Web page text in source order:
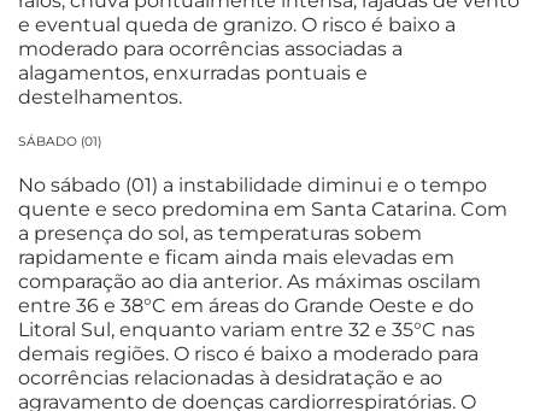
e eventual queda de granizo. O risco é baixo a
moderado para ocorrências associadas a
alagamentos, enxurradas pontuais e
destelhamentos.
SÁBADO (01)
No sábado (01) a instabilidade diminui e o tempo
quente e seco predomina em Santa Catarina. Com
a presença do sol, as temperaturas sobem
rapidamente e ficam ainda mais elevadas em
comparação ao dia anterior. As máximas oscilam
entre 36 e 38°C em áreas do Grande Oeste e do
Litoral Sul, enquanto variam entre 32 e 35°C nas
demais regiões. O risco é baixo a moderado para
ocorrências relacionadas à desidratação e ao
agravamento de doenças cardiorrespiratórias. O